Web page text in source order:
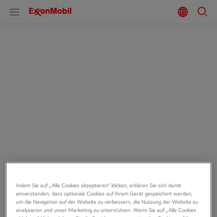
Jahren für den zuverlässigen Betrieb von Maschinen. Unser
Produktportfolio deckt die verschiedensten Anwendungen
Indem Sie auf „Alle Cookies akzeptieren“ klicken, erklären Sie sich damit
einverstanden, dass optionale Cookies auf Ihrem Gerät gespeichert werden,
um die Navigation auf der Website zu verbessern, die Nutzung der Website zu
analysieren und unser Marketing zu unterstützen. Wenn Sie auf „Alle Cookies